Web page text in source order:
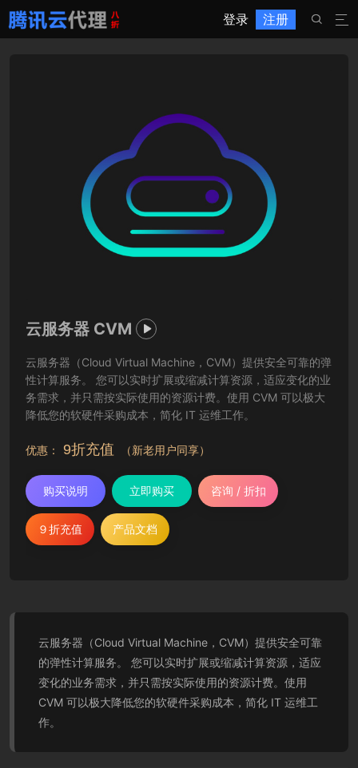
登录 注册 

云服务器 CVM 
云服务器（Cloud Virtual Machine，CVM）提供安全可靠的弹
性计算服务。 您可以实时扩展或缩减计算资源，适应变化的业
务需求，并只需按实际使用的资源计费。使用 CVM 可以极大
降低您的软硬件采购成本，简化 IT 运维工作。
优惠： 9折充值 （新老用户同享）
购买说明 立即购买 咨询 / 折扣
９折充值 产品文档
云服务器（Cloud Virtual Machine，CVM）提供安全可靠
的弹性计算服务。 您可以实时扩展或缩减计算资源，适应
变化的业务需求，并只需按实际使用的资源计费。使用
CVM 可以极大降低您的软硬件采购成本，简化 IT 运维工
作。